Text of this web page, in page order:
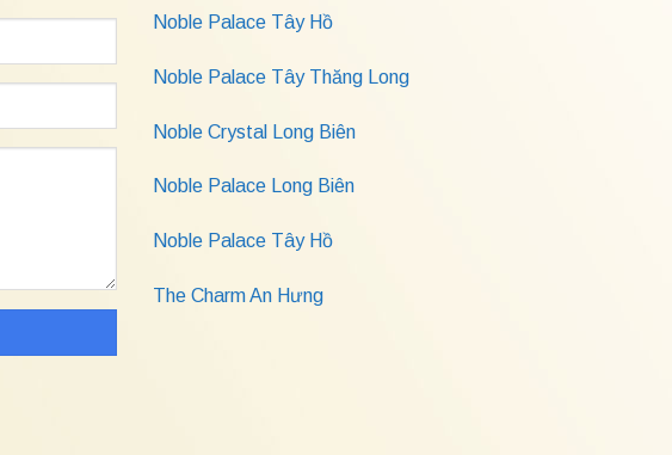
Noble Palace Tây Hồ
Noble Palace Tây Thăng Long
Noble Crystal Long Biên
Noble Palace Long Biên
Noble Palace Tây Hồ
The Charm An Hưng